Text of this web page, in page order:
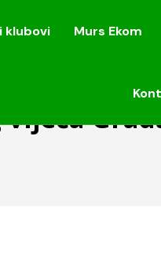
klubovi Murs Ekom
klubovi Murs Ekom